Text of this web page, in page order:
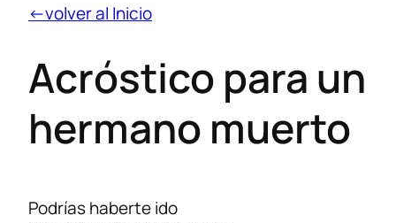
←volver al Inicio
Acróstico para un
hermano muerto
Podrías haberte ido